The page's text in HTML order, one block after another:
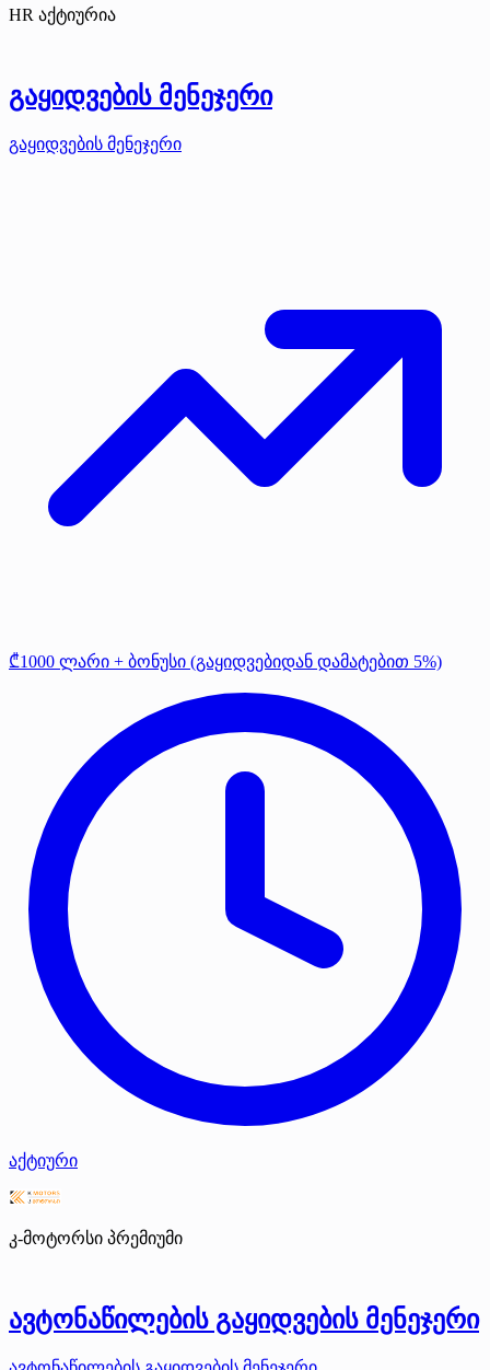
HR აქტიურია
გაყიდვების მენეჯერი
გაყიდვების მენეჯერი
₾1000 ლარი + ბონუსი (გაყიდვებიდან დამატებით 5%)
აქტიური
კ-მოტორსი პრემიუმი
ავტონაწილების გაყიდვების მენეჯერი